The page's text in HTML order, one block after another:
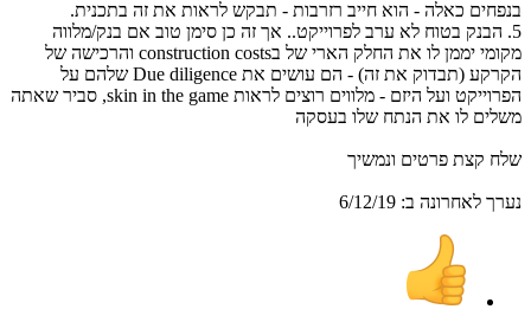
בנפחים כאלה - הוא חייב רזרבות - תבקש לראות את זה בתכנית.
5. הבנק בטוח לא ערב לפרוייקט.. אך זה כן סימן טוב אם בנק/מלווה
מקומי יממן לו את החלק הארי של בconstruction costs והרכישה של
הקרקע (תבדוק את זה) - הם עושים את Due diligence שלהם על
הפרוייקט ועל היזם - מלווים רוצים לראות skin in the game, סביר שאתה
משלים לו את הנתח שלו בעסקה
שלח קצת פרטים ונמשיך
נערך לאחרונה ב: 6/12/19